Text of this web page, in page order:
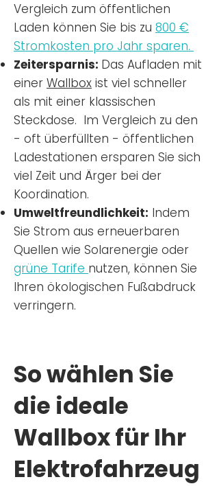
Vergleich zum öffentlichen
Laden können Sie bis zu 800 €
Stromkosten pro Jahr sparen.
Zeitersparnis: Das Aufladen mit
einer Wallbox ist viel schneller
als mit einer klassischen
Steckdose. Im Vergleich zu den
- oft überfüllten - öffentlichen
Ladestationen ersparen Sie sich
viel Zeit und Ärger bei der
Koordination.
Umweltfreundlichkeit: Indem
Sie Strom aus erneuerbaren
Quellen wie Solarenergie oder
grüne Tarife nutzen, können Sie
Ihren ökologischen Fußabdruck
verringern.
So wählen Sie
die ideale
Wallbox für Ihr
Elektrofahrzeug